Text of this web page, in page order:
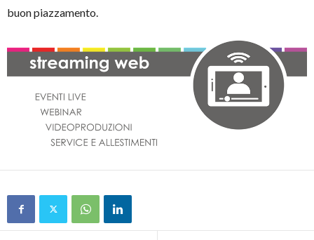
buon piazzamento.